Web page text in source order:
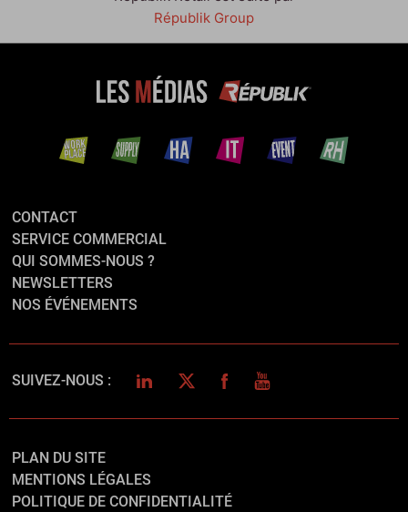
Républik Group
CONTACT
SERVICE COMMERCIAL
QUI SOMMES-NOUS ?
NEWSLETTERS
NOS ÉVÉNEMENTS
SUIVEZ-NOUS : LINKEDINTWITTERFACEBOOK
YOUTUBE
PLAN DU SITE
MENTIONS LÉGALES
POLITIQUE DE CONFIDENTIALITÉ